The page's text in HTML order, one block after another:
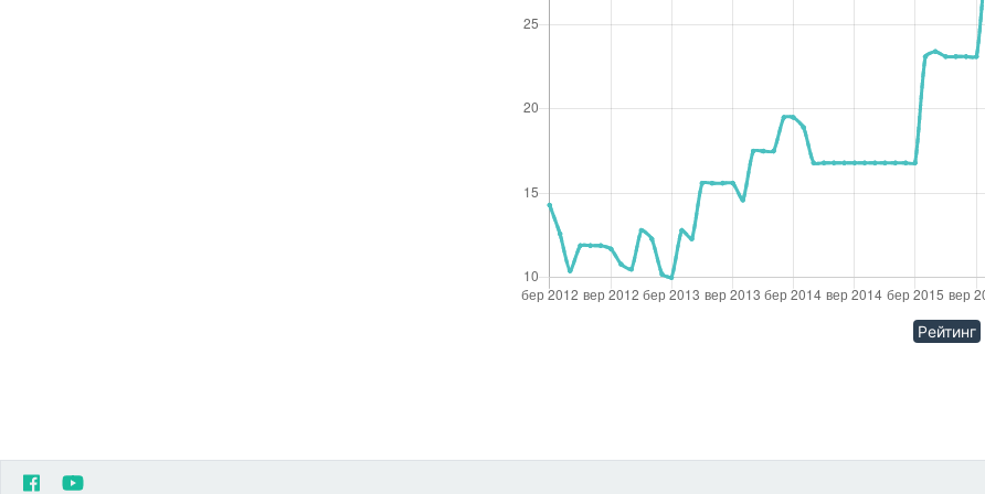
Рейтинг